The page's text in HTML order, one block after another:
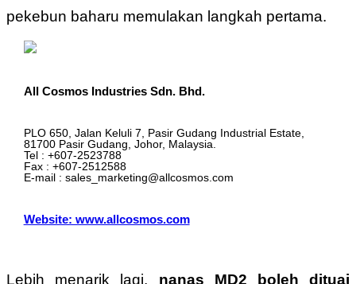
pekebun baharu memulakan langkah pertama.
All Cosmos Industries Sdn. Bhd.
PLO 650, Jalan Keluli 7, Pasir Gudang Industrial Estate,
81700 Pasir Gudang, Johor, Malaysia.
Tel : +607-2523788
Fax : +607-2512588
E-mail : sales_marketing@allcosmos.com
Website: www.allcosmos.com
Lebih menarik lagi, nanas MD2 boleh dituai